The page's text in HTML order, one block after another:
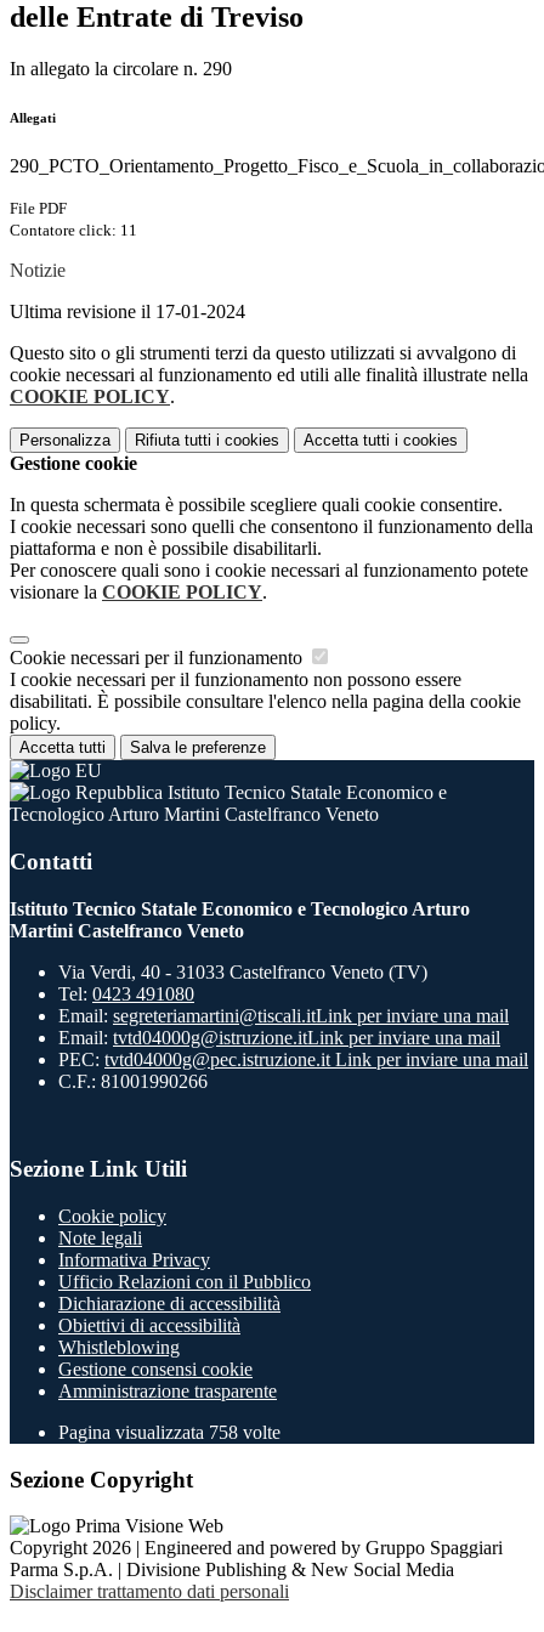
delle Entrate di Treviso
In allegato la circolare n. 290
Allegati
File PDF
Contatore click: 11
Notizie
Ultima revisione il 17-01-2024
Questo sito o gli strumenti terzi da questo utilizzati si avvalgono di
cookie necessari al funzionamento ed utili alle finalità illustrate nella
COOKIE POLICY.
Personalizza Rifiuta tutti i cookies Accetta tutti i cookies
Gestione cookie
In questa schermata è possibile scegliere quali cookie consentire.
I cookie necessari sono quelli che consentono il funzionamento della
piattaforma e non è possibile disabilitarli.
Per conoscere quali sono i cookie necessari al funzionamento potete
visionare la COOKIE POLICY.
Cookie necessari per il funzionamento
I cookie necessari per il funzionamento non possono essere
disabilitati. È possibile consultare l'elenco nella pagina della cookie
policy.
Accetta tutti Salva le preferenze
Istituto Tecnico Statale Economico e
Tecnologico Arturo Martini Castelfranco Veneto
Contatti
Istituto Tecnico Statale Economico e Tecnologico Arturo
Martini Castelfranco Veneto
Via Verdi, 40 - 31033 Castelfranco Veneto (TV)
Tel: 0423 491080
Email: segreteriamartini@tiscali.itLink per inviare una mail
Email: tvtd04000g@istruzione.itLink per inviare una mail
PEC: tvtd04000g@pec.istruzione.it Link per inviare una mail
C.F.: 81001990266
Sezione Link Utili
Cookie policy
Note legali
Informativa Privacy
Ufficio Relazioni con il Pubblico
Dichiarazione di accessibilità
Obiettivi di accessibilità
Whistleblowing
Gestione consensi cookie
Amministrazione trasparente
Pagina visualizzata 758 volte
Sezione Copyright
Copyright 2026 | Engineered and powered by Gruppo Spaggiari
Parma S.p.A. | Divisione Publishing & New Social Media
Disclaimer trattamento dati personali